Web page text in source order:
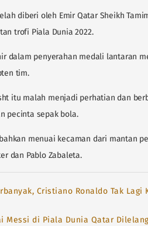
diberi oleh Emir Qatar Sheikh
trofi Piala Dunia 2022.
dalam penyerahan medali lantaran
tim.
itu malah menjadi perhatian dan
pecinta sepak bola.
menuai kecaman dari mantan
dan Pablo Zabaleta.
Cristiano Ronaldo Tak Lagi
Messi di Piala Dunia Qatar